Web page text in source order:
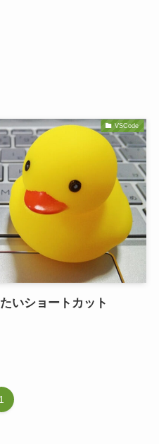
VSCode
いショートカット
1